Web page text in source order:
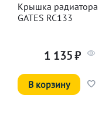
Крышка радиатора
GATES RC133
1 135₽
В корзину